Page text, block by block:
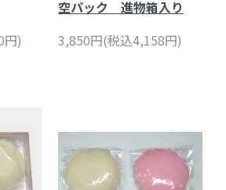
円)
空パック 進物箱入り
3,850円(税込4,158円)